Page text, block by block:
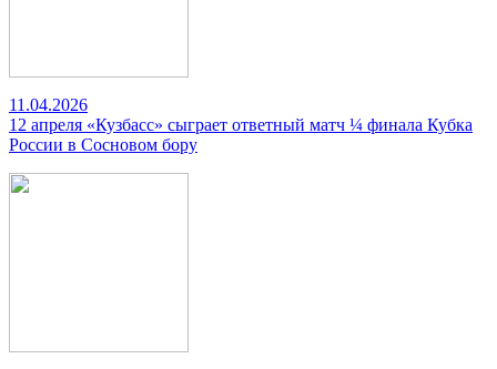
11.04.2026
12 апреля «Кузбасс» сыграет ответный матч ¼ финала Кубка
России в Сосновом бору